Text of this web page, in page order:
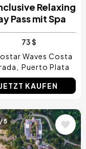
Relaxing
Pass mit Spa
73 $
Waves Costa
Puerto Plata
JETZT KAUFEN
5